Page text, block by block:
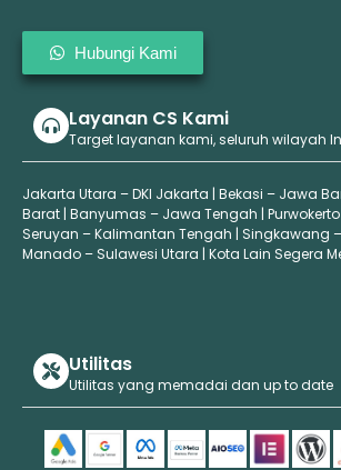
Hubungi Kami
Layanan CS Kami
Target layanan kami, seluruh wilayah
Jakarta Utara – DKI Jakarta | Bekasi – Jawa
Barat | Banyumas – Jawa Tengah |
Seruyan – Kalimantan Tengah | Singkawang
Manado – Sulawesi Utara | Kota Lain Segera
Utilitas
Utilitas yang memadai dan up to date